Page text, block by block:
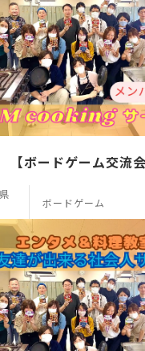
ボードゲーム交流会
ボードゲーム